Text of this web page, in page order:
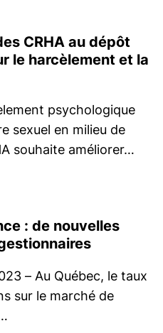
CRHA au dépôt
le harcèlement et la
psychologique
sexuel en milieu de
souhaite améliorer…
: de nouvelles
– Au Québec, le taux
sur le marché de